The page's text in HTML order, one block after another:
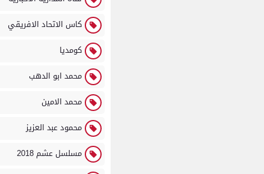
كاس الاتحاد الافريقي
كومديا
محمد ابو الدهب
محمد الامين
محمود عبد العزيز
مسلسل عشم 2018